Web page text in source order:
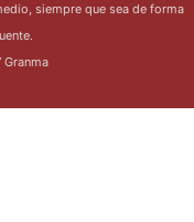
siempre que sea de forma